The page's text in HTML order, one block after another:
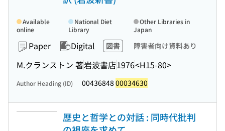
Paper Digital 図書 障害者向け資料あり
M.クランストン 著岩波書店1976<H15-80>
Available
online
National Diet
Library
Other Libraries in
Japan
Author Heading (ID) 00436848 00034630
歴史と哲学との対話 : 同時代批判